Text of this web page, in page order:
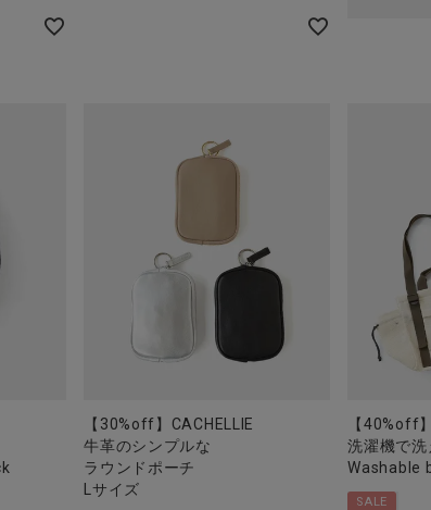
【30%off】CACHELLIE
牛革のシンプルな
ラウンドポーチ
Lサイズ
【40%off
洗濯機で洗
Washable
SALE